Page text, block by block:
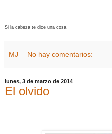
Si la cabeza te dice una cosa.
MJ No hay comentarios:
lunes, 3 de marzo de 2014
El olvido